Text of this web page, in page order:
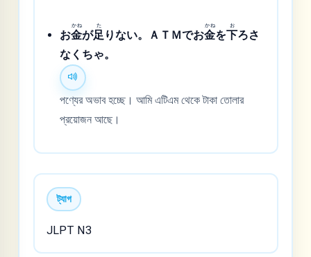
お金
かね
が足
た
りない。ＡＴＭでお金
かね
を下
お
ろさ
なくちゃ。
পণ্যের অভাব হচ্ছে। আমি এটিএম থেকে টাকা তোলার
প্রয়োজন আছে।
ট্যাগ
JLPT N3